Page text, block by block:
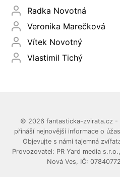
Radka Novotná
Veronika Marečková
Vítek Novotný
Vlastimil Tichý
© 2026 fantasticka-zvirata.cz -
přináší nejnovější informace o
Objevujte s námi tajemná
Provozovatel: PR Yard media
Nová Ves, IČ: